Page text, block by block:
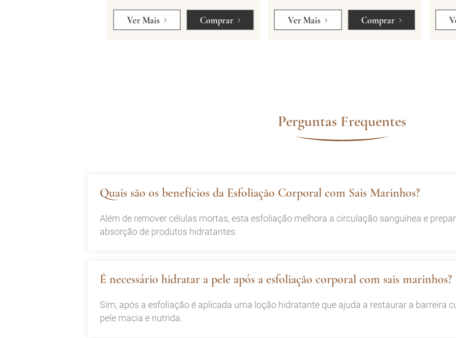
Ver Mais Comprar Ver Mais Comprar
Perguntas Frequentes
Quais são os benefícios da Esfoliação Corporal com Sais Marinhos?
Além de remover células mortas, esta esfoliação melhora a circulação sanguínea e
absorção de produtos hidratantes.
É necessário hidratar a pele após a esfoliação corporal com sais marinhos?
Sim, após a esfoliação é aplicada uma loção hidratante que ajuda a restaurar a barreira
pele macia e nutrida.